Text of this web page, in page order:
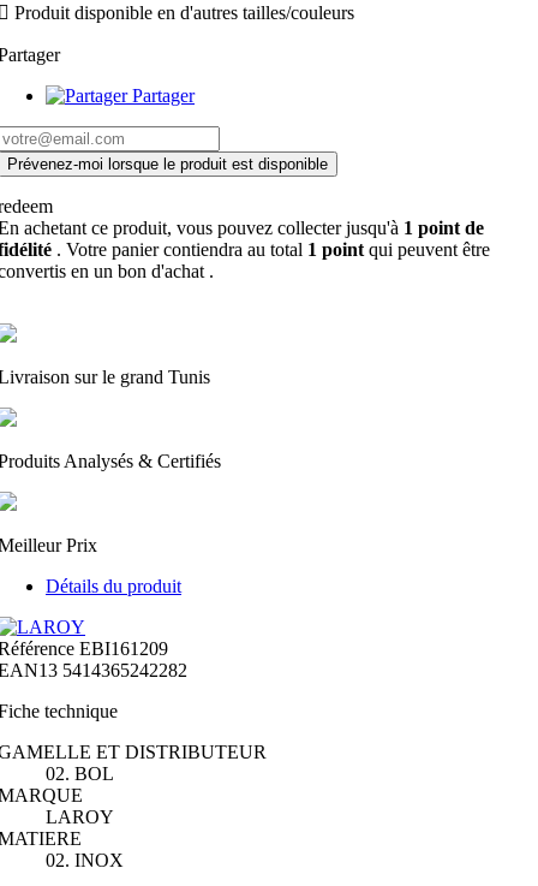
Produit disponible en d'autres tailles/couleurs
Partager
Prévenez-moi lorsque le produit est disponible
achetant ce produit, vous pouvez collecter jusqu'à 1 point de
. Votre panier contiendra au total 1 point qui peuvent être
en un bon d'achat .
sur le grand Tunis
Analysés & Certifiés
Prix
Détails du produit
EBI161209
5414365242282
technique
ET DISTRIBUTEUR
02. BOL
LAROY
02. INOX